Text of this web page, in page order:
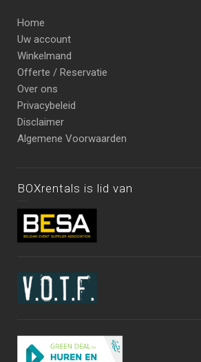
Home
Uw account
Winkelmand
Offerte / Reservatie
Over ons
Privacybeleid
Disclaimer
Algemene Voorwaarden
BOXrentals is lid van